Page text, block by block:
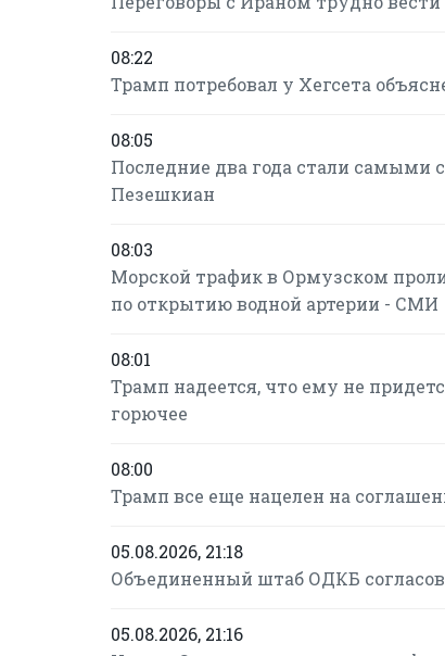
08:22
Трамп потребовал у Хегсета
08:05
Последние два года стали
Пезешкиан
08:03
Морской трафик в Ормузском
по открытию водной артерии - СМИ
08:01
Трамп надеется, что ему не
горючее
08:00
Трамп все еще нацелен на
05.08.2026, 21:18
Объединенный штаб ОДКБ
05.08.2026, 21:16